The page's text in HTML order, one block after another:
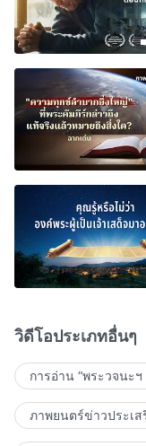
วิดีโอประเภทอื่นๆ
การอ่าน “พระวจนะ
ภาพยนตร์ข่าวประเส